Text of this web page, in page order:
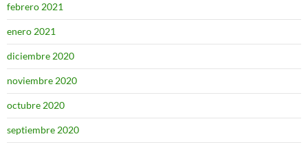
febrero 2021
enero 2021
diciembre 2020
noviembre 2020
octubre 2020
septiembre 2020